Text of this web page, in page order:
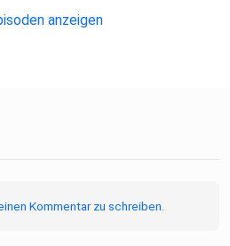
anzeigen
Kommentar zu schreiben.